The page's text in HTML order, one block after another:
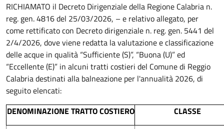
RICHIAMATO il Decreto Dirigenziale della Regione Calabria n.
reg. gen. 4816 del 25/03/2026, – e relativo allegato, per
come rettificato con Decreto dirigenziale n. reg. gen. 5441 del
2/4/2026, dove viene redatta la valutazione e classificazione
delle acque in qualità “Sufficiente (S)”, “Buona (U)” ed
“Eccellente (E)” in alcuni tratti costieri del Comune di Reggio
Calabria destinati alla balneazione per l'annualità 2026, di
seguito elencati:
DENOMINAZIONE TRATTO COSTIERO
CLASSE